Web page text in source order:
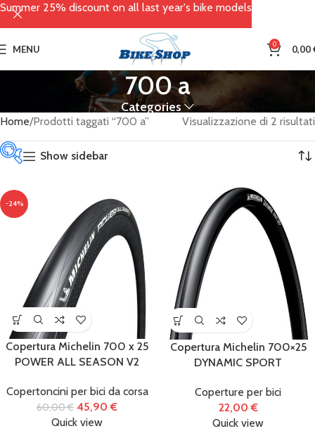
MENU 0 0,00
700 a
Categories
Home Prodotti taggati “700 a” Visualizzazione di 2 risultati
Categorie
prodotto
Abbigliamento(66)
Accessori (434)
Biciclette(122)
E-Bike (86)
Show sidebar
-24%
Copertura Michelin 700 x 25
POWER ALL SEASON V2
Copertoncini per bici da corsa
60,00€ 45,90€
Quick view
Copertura Michelin 700×25
DYNAMIC SPORT
Coperture per bici
22,00€
Quick view
Summer 25% discount on all last year's bike models